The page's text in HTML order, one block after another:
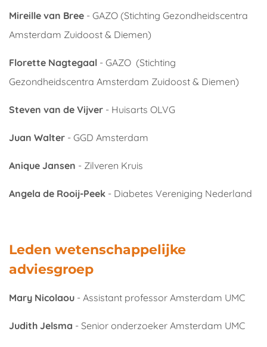
Mireille van Bree - GAZO (Stichting Gezondheidscentra
Amsterdam Zuidoost & Diemen)
Florette Nagtegaal - GAZO (Stichting
Gezondheidscentra Amsterdam Zuidoost & Diemen)
Steven van de Vijver - Huisarts OLVG
Juan Walter - GGD Amsterdam
Anique Jansen - Zilveren Kruis
Angela de Rooij-Peek - Diabetes Vereniging Nederland
Leden wetenschappelijke
adviesgroep
Mary Nicolaou - Assistant professor Amsterdam UMC
Judith Jelsma - Senior onderzoeker Amsterdam UMC